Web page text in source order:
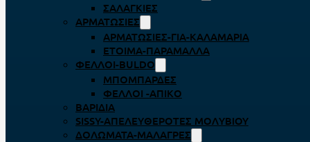
ΣΑΛΑΓΚΙΈΣ
ΑΡΜΑΤΩΣΙΈΣ
ΑΡΜΑΤΩΣΙΈΣ-ΓΙΑ-ΚΑΛΑΜΆΡΙΑ
ΈΤΟΙΜΑ-ΠΑΡΆΜΑΛΛΑ
ΦΕΛΛΟΊ-BULDO
ΜΠΟΜΠΆΡΔΕΣ
ΦΕΛΛΟΊ -ΑΠΊΚΟ
ΒΑΡΊΔΙΑ
SISSY-ΑΠΕΛΕΥΘΕΡΟΤΈΣ ΜΟΛΥΒΙΟΎ
ΔΟΛΏΜΑΤΑ-ΜΑΛΆΓΡΕΣ